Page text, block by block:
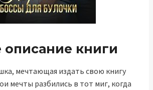
описание книги
мечтающая издать свою книгу
мечты разбились в тот миг, когда